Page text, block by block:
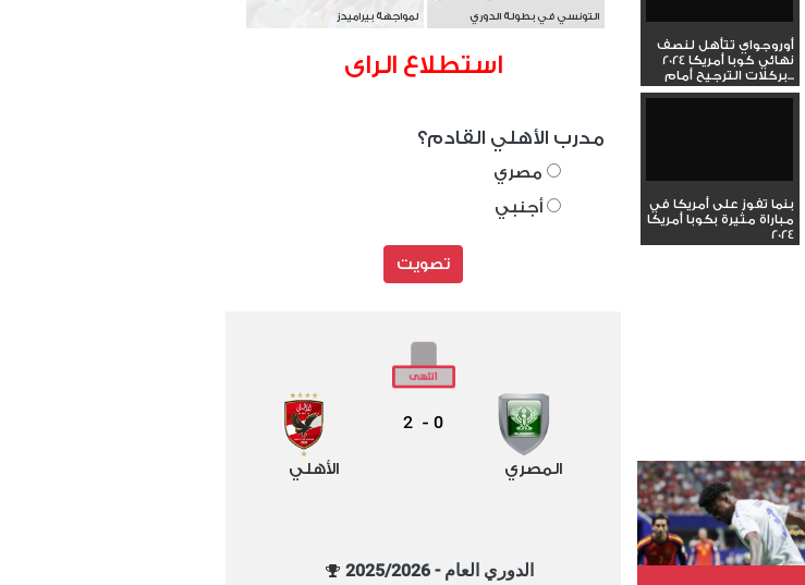
أوروجواي تتأهل لنصف
نهائي كوبا أمريكا 2024
بركلات الترجيح أمام...
بنما تفوز على أمريكا في
مباراة مثيرة بكوبا أمريكا
2024
التونسي في بطولة الدوري لمواجهة بيراميدز
استطلاع الراى
مدرب الأهلي القادم؟
مصري
أجنبي
تصويت
المصري
0
-
2
الأهلي
الدوري العام - 2025/2026